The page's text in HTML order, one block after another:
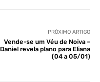
PRÓXIMO ARTIGO
Vende-se um Véu de Noiva –
Daniel revela plano para Eliana
(04 a 05/01)